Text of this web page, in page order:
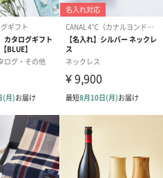
ザーブドフラワー
（ブルー）
円）
アミュレット
ク）（1,500円
届けします。
シーンにおすすめです。